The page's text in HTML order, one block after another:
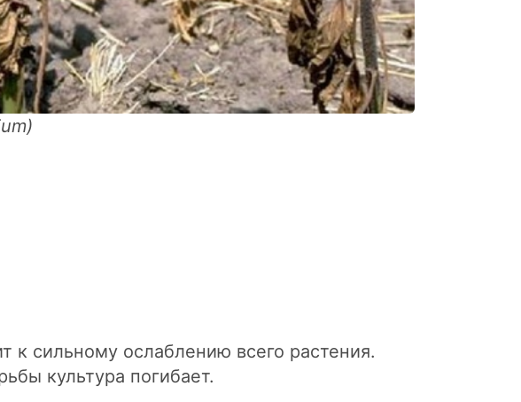
к сильному ослаблению всего растения.
культура погибает.